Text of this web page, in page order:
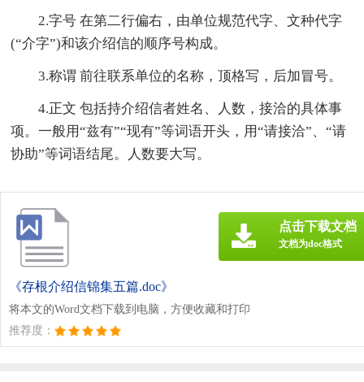
2.字号 在第二行偏右，由单位规范代字、文种代字
(“介字”)和该介绍信的顺序号构成。
3.称谓 前往联系单位的名称，顶格写，后加冒号。
4.正文 包括持介绍信者姓名、人数，接洽的具体事
项。一般用“兹有”“现有”等词语开头，用“请接洽”、“请
协助”等词语结尾。人数要大写。
《存根介绍信锦集五篇.doc》
将本文的Word文档下载到电脑，方便收藏和打印
推荐度：
点击下载文档
文档为doc格式